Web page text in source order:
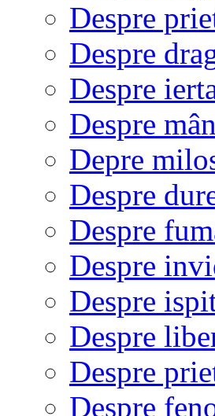
Despre
Despre
Despre
Despre
Depre
Despre
Despre
Despre
Despre
Despre
Despre
Despre